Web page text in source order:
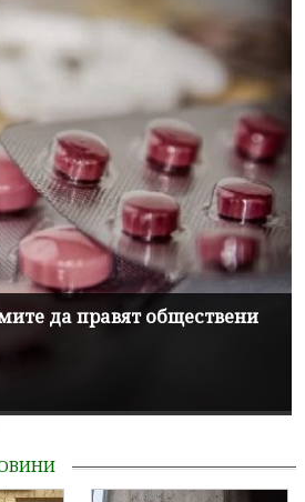
да правят обществени